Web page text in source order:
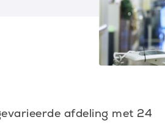
afdeling met 24